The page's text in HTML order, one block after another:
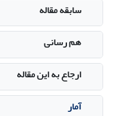
سابقه مقاله
هم رسانی
ارجاع به این مقاله
آمار